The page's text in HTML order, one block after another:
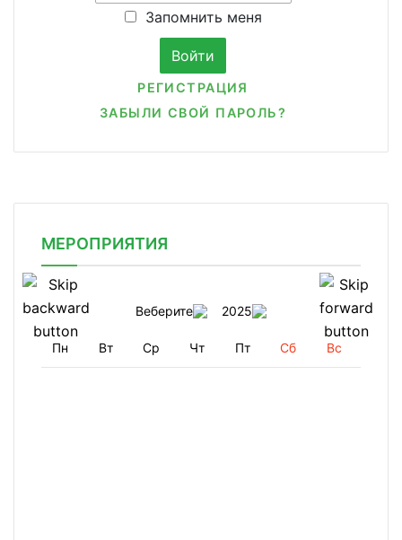
Запомнить меня
РЕГИСТРАЦИЯ
ЗАБЫЛИ СВОЙ ПАРОЛЬ?
МЕРОПРИЯТИЯ
Веберите 2025
Пн Вт Ср Чт Пт Сб Вс